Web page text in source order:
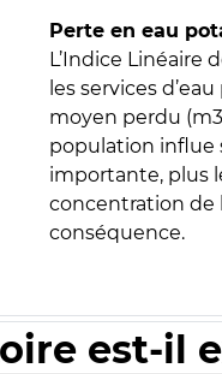
Perte en eau
L’Indice Linéaire
les services
moyen perdu
population influe
importante, plus
concentration de
conséquence.
est-il